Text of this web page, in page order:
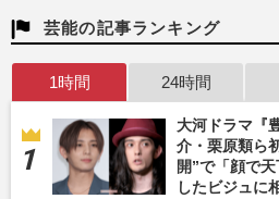
芸能の記事ランキング
1時間 24時間
大河ドラマ『
介・栗原類ら
開”で「顔で
したビジュに